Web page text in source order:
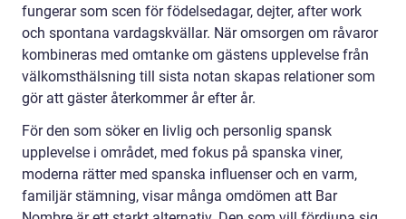
fungerar som scen för födelsedagar, dejter, after work
och spontana vardagskvällar. När omsorgen om råvaror
kombineras med omtanke om gästens upplevelse från
välkomsthälsning till sista notan skapas relationer som
gör att gäster återkommer år efter år.
För den som söker en livlig och personlig spansk
upplevelse i området, med fokus på spanska viner,
moderna rätter med spanska influenser och en varm,
familjär stämning, visar många omdömen att Bar